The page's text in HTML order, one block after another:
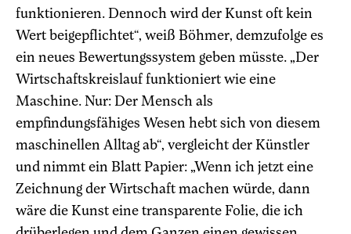
funktionieren. Dennoch wird der Kunst oft kein
Wert beigepflichtet“, weiß Böhmer, demzufolge es
ein neues Bewertungssystem geben müsste. „Der
Wirtschaftskreislauf funktioniert wie eine
Maschine. Nur: Der Mensch als
empfindungsfähiges Wesen hebt sich von diesem
maschinellen Alltag ab“, vergleicht der Künstler
und nimmt ein Blatt Papier: „Wenn ich jetzt eine
Zeichnung der Wirtschaft machen würde, dann
wäre die Kunst eine transparente Folie, die ich